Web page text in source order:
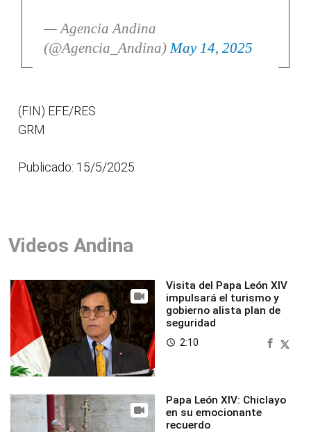
— Agencia Andina
(@Agencia_Andina) May 14, 2025
(FIN) EFE/RES
GRM
Publicado: 15/5/2025
Videos Andina
Visita del Papa León XIV
impulsará el turismo y
gobierno alista plan de
seguridad
access_time 2:10
Papa León XIV: Chiclayo
en su emocionante
recuerdo